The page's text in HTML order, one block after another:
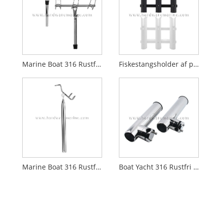
Marine Boat 316 Rustfrit Stål Triplet Ring Justerbar Fiskestang Holder Fiskestangsholder af plast til havrørsstativ til opbevaring
Marine Boat 316 Rustfrit Stål Enkel Ring Fiskestang Holder Boat Yacht 316 Rustfri Stål Stand Justerbar Fiskestang Holder